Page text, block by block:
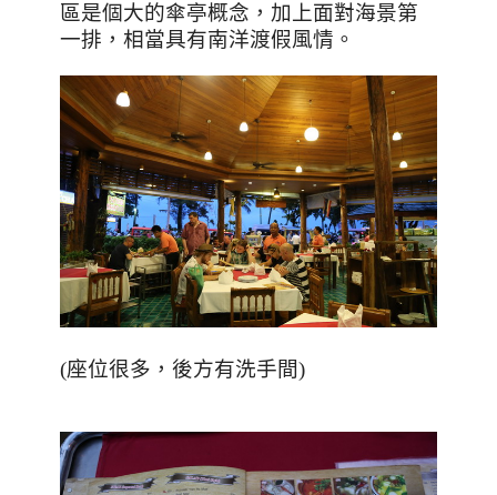
區是個大的傘亭概念，加上面對海景第
一排，相當具有南洋渡假風情。
(座位很多，後方有洗手間)